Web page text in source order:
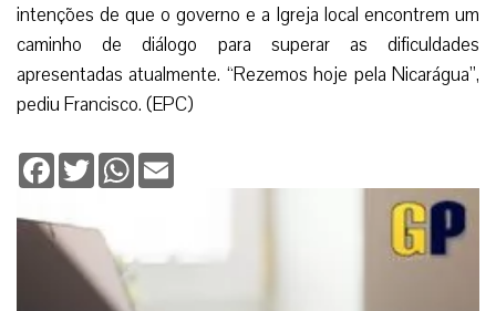
intenções de que o governo e a Igreja local encontrem um
caminho de diálogo para superar as dificuldades
apresentadas atualmente. “Rezemos hoje pela Nicarágua”,
pediu Francisco. (EPC)
Facebook
TwitterWhatsApp